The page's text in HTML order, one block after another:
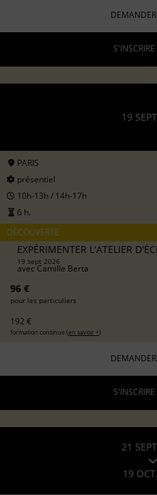
19
PARIS
présentiel
10h-13h / 14h-17h
6 h.
DÉCOUVERTE
EXPÉRIMENTER L'ATELIER
19 sept 2026
avecCamille Berta
96 €
pour les particuliers
192 €
formation continue (en savoir +)
21
19